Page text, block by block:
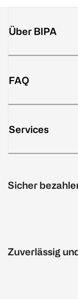
Über BIPA
FAQ
Services
Sicher
Zuverlässig